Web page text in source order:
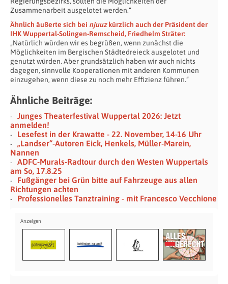
Zusammenarbeit ausgelotet werden.“
Ähnlich äußerte sich bei njuuzkürzlich auch der Präsident der
IHK Wuppertal-Solingen-Remscheid, Friedhelm Sträter:
„Natürlich würden wir es begrüßen, wenn zunächst die
Möglichkeiten im Bergischen Städtedreieck ausgelotet und
genutzt würden. Aber grundsätzlich haben wir auch nichts
dagegen, sinnvolle Kooperationen mit anderen Kommunen
einzugehen, wenn diese zu noch mehr Effizienz führen.“
Ähnliche Beiträge:
Junges Theaterfestival Wuppertal 2026: Jetzt
anmelden!
Lesefest in der Krawatte - 22. November, 14-16 Uhr
„Landser“-Autoren Eick, Henkels, Müller-Marein,
Nannen
ADFC-Murals-Radtour durch den Westen Wuppertals
am So, 17.8.25
Fußgänger bei Grün bitte auf Fahrzeuge aus allen
Richtungen achten
Professionelles Tanztraining - mit Francesco Vecchione